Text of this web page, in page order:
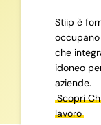
Stiip è
che
idoneo
aziende.
Scopri
lavoro